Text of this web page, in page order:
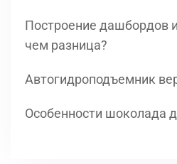
Построение дашбордов
чем разница?
Автогидроподъемник
Особенности шоколада